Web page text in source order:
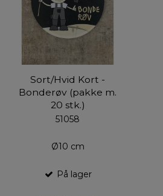
Sort/Hvid Kort -
Bonderøv (pakke m.
20 stk.)
51058
Ø10 cm
På lager